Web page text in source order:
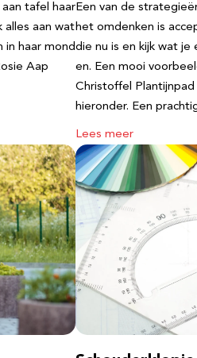
tafel haar
aan wat
in haar mond
Aap
Een van de
het omdenken is
die nu is en kijk wat
en. Een mooi
Christoffel
hieronder. Een
Lees meer